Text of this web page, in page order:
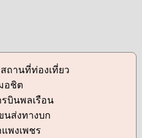
ถานที่ท่องเที่ยว
อชิต
บินพลเรือน
นส่งทางบก
พงเพชร